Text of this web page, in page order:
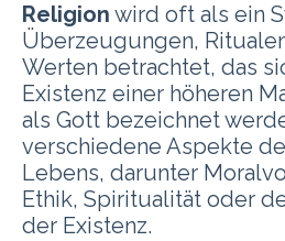
Religion wird oft als ein
Überzeugungen,
Werten betrachtet, das
Existenz einer höheren
als Gott bezeichnet
verschiedene Aspekte
Lebens, darunter
Ethik, Spiritualität oder
der Existenz.